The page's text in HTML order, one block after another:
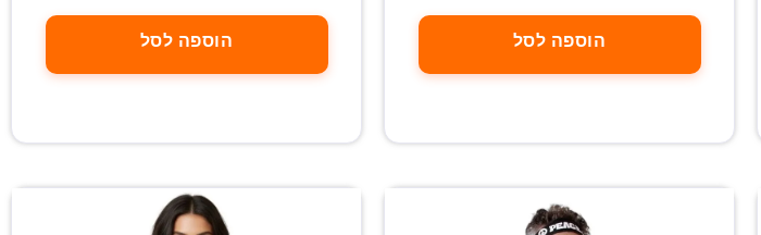
הוספה לסל הוספה לסל